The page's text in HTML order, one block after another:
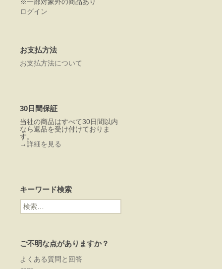
※一部対象外の商品あり
ログイン
お支払方法
お支払方法について
30日間保証
当社の商品はすべて30日間以内
なら返品を受け付けておりま
す。
→詳細を見る
キーワード検索
検
索:
ご不明な点がありますか？
よくある質問と回答